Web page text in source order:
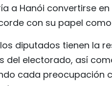
a Hanói convertirse
con su papel
diputados tienen la
del electorado, así
cada preocupación